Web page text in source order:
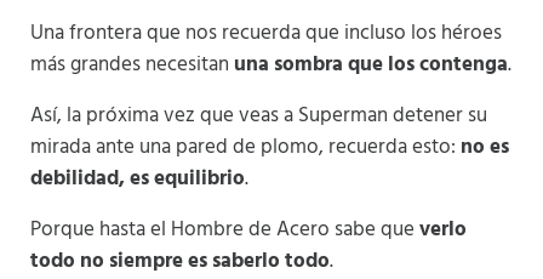
Una frontera que nos recuerda que incluso los héroes
más grandes necesitan una sombra que los contenga.
Así, la próxima vez que veas a Superman detener su
mirada ante una pared de plomo, recuerda esto: no es
debilidad, es equilibrio.
Porque hasta el Hombre de Acero sabe queverlo
todo no siempre es saberlo todo.